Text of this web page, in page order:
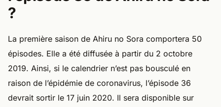
?
La première saison de Ahiru no Sora comportera 50
épisodes. Elle a été diffusée à partir du 2 octobre
2019. Ainsi, si le calendrier n’est pas bousculé en
raison de l’épidémie de coronavirus, l’épisode 36
devrait sortir le 17 juin 2020. Il sera disponible sur